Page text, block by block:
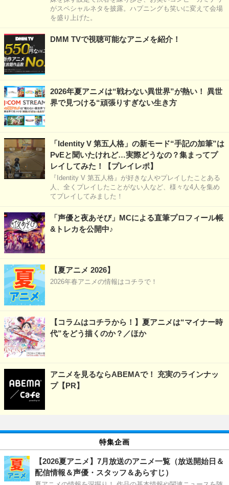
がスペシャルネタを披露。ハプニングも笑いに変えて会場
を盛り上げた。
DMM TVで視聴可能なアニメを紹介！
2026年夏アニメは“戦わない異世界”が熱い！ 異世
界で見つける“頑張りすぎない生き方
「Identity V 第五人格」の新モード“手記の加筆”は
PvEと聞いたけれど…実際どうなの？集まってプ
レイしてみた！【プレイレポ】
『Identity V 第五人格』が好きな人やプレイしたことある
人、全くプレイしたことがない人など、様々な4人を集め
てプレイしてみました！
「声優と夜あそび」MCによる直筆プロフィール帳
&トレカを公開中♪
【夏アニメ 2026】
2026年春アニメの情報はコチラで！
【コラムはコチラから！】夏アニメは“マイナー時
代”をどう描くのか？／ほか
アニメを見るならABEMAで！ 充実のラインナッ
プ【PR】
特集企画
【2026夏アニメ】7月放送のアニメ一覧（放送開始日＆
配信情報＆声優・スタッフ＆あらすじ）